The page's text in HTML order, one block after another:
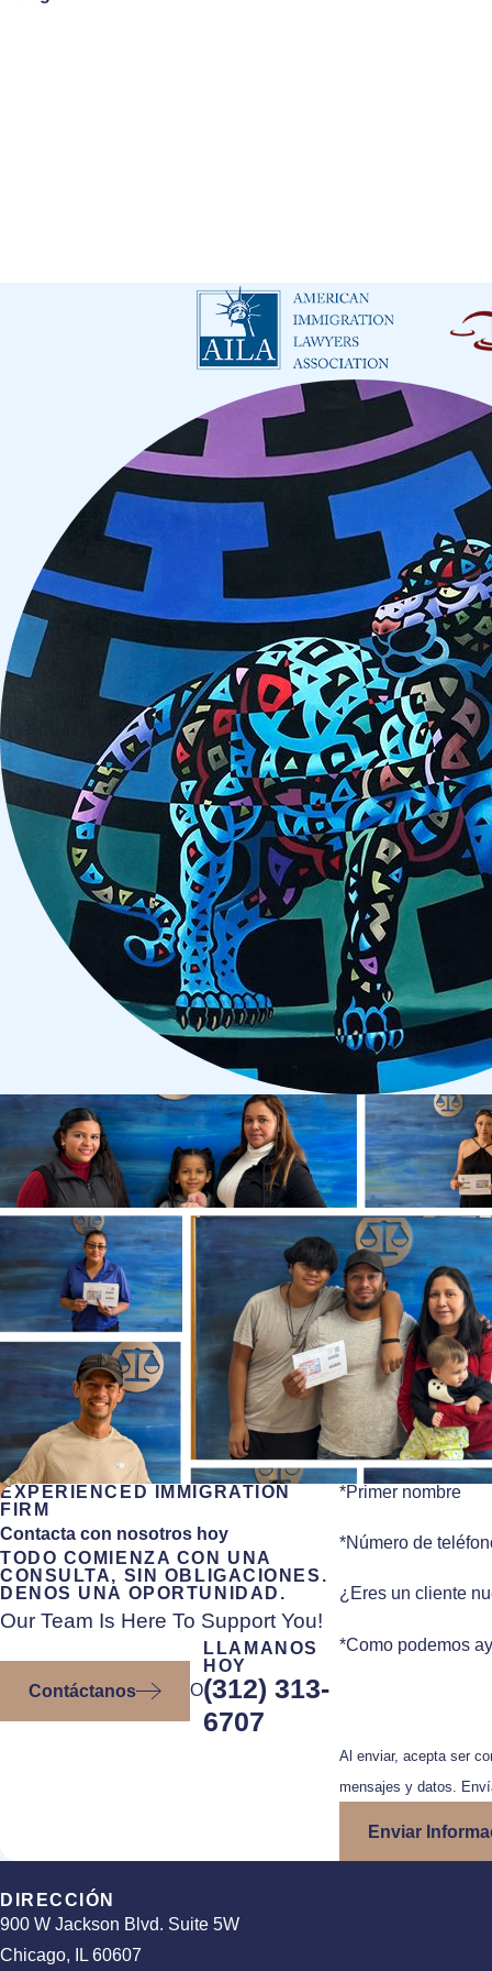
. Incluyen, con carácter meramente
. La posesión o venta
. También incluye delitos
Cualquier violación de las leyes
. Si bien el “comportamiento
generalmente, son considerados ofensas severas
Opciones De Defensa Contra Su
Las opciones de amparo disponibles para usted dependerán
usted para desarrollar una estrategia de defensa
Nuestro abogado radicado en Chicago y especializado
Cambio de estatus
. Si usted cumple con los requisitos
cambiar su estatus y, posiblemente, evitar que lo deporten.
Solicitar Asilo. Si usted ha sufrido persecución
membresía en un grupo social particular, puede llegar a
en los Estados Unidos y, eventualmente, obtener una
Cancelación de Deportación. Los residentes legales
mecanismo único de amparo, siempre y cuando no hayan
Visas U. Si usted es víctima de un delito severo y puede
Unidos a través de una visa U. Por lo general, esta visa le
después de tres años.
Ley de Violencia Contra las Mujeres (VAWA).Si usted fue
ciudadano estadounidense o residente legal permanente,
Por Qué Debería Contratar A
En Chicago
Nuestros abogados en defensa contra la deportación
que involucran los procesos de deportación. Tenemos las
con respecto a las estrategias más efectivas para evitar que
deportación. Le podemos brindar orientación legal a lo largo
También lo podemos ayudar a determinar si los casos de
incluyen la cancelación de deportación, cambio de estatus y
pueden ayudarlo a determinar la manera más apropiada de
Obtenga el asesoramiento que necesita de nuestro
de
EXPERIENCED IMMIGRATION
FIRM
Contacta con nosotros hoy
TODO COMIENZA CON UNA
CONSULTA, SIN OBLIGACIONES.
DENOS UNA OPORTUNIDAD.
Our Team Is Here To Support You!
Contáctanos O
LLAMANOS
HOY
(312) 313-
6707
*Primer nombre
*Número de
¿Eres un cliente
*Como podemos
Al enviar, acepta ser
mensajes y datos.
Enviar
DIRECCIÓN
900 W Jackson Blvd. Suite 5W
Chicago, IL 60607